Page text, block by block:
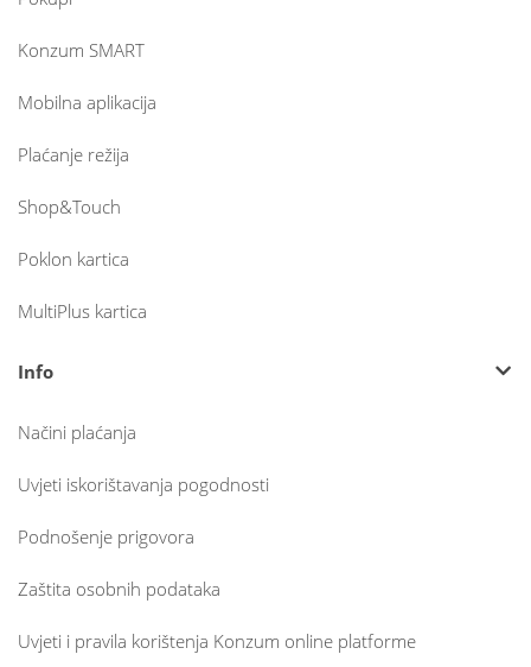
Konzum SMART
Mobilna aplikacija
Plaćanje režija
Shop&Touch
Poklon kartica
MultiPlus kartica
Info
Načini plaćanja
Uvjeti iskorištavanja pogodnosti
Podnošenje prigovora
Zaštita osobnih podataka
Uvjeti i pravila korištenja Konzum online platforme